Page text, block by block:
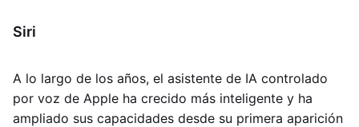
Siri
A lo largo de los años, el asistente de IA controlado
por voz de Apple ha crecido más inteligente y ha
ampliado sus capacidades desde su primera aparición